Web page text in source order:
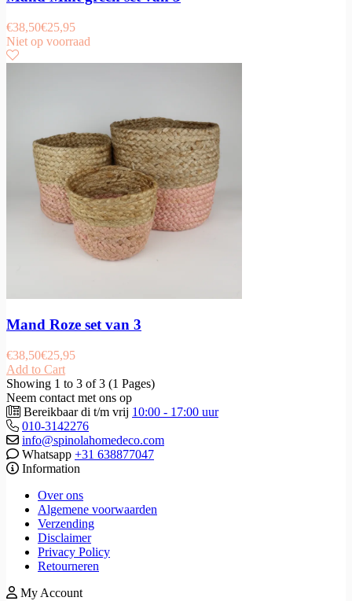
€38,50€25,95
Niet op voorraad
Mand Roze set van 3
€38,50€25,95
Add to Cart
Showing 1 to 3 of 3 (1 Pages)
Neem contact met ons op
Bereikbaar di t/m vrij 10:00 - 17:00 uur
010-3142276
info@spinolahomedeco.com
Whatsapp +31 638877047
Information
Over ons
Algemene voorwaarden
Verzending
Disclaimer
Privacy Policy
Retourneren
My Account